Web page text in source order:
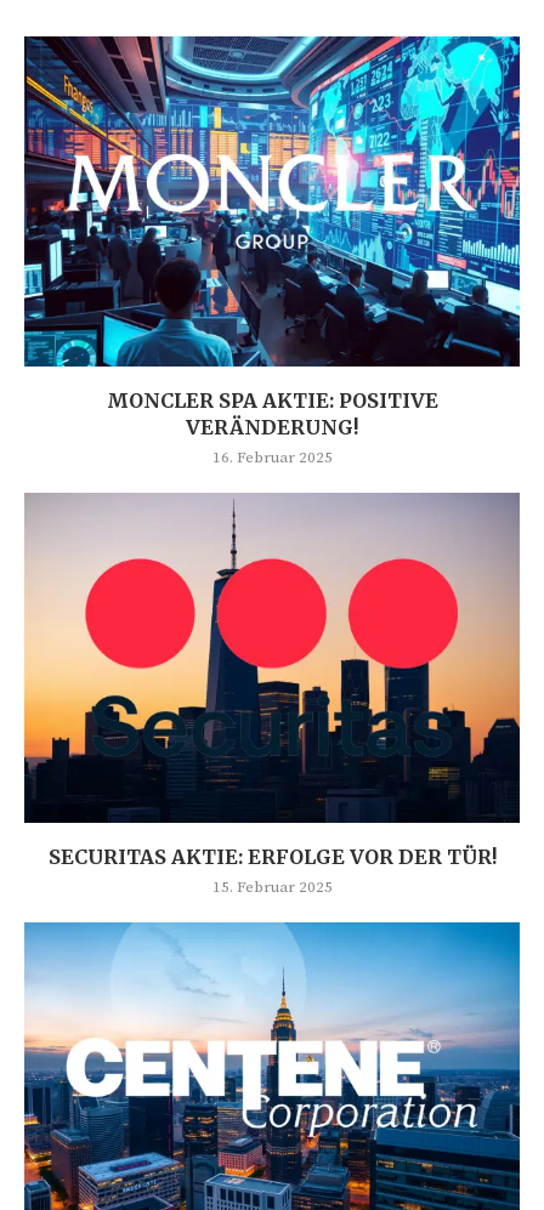
MONCLER SPA AKTIE: POSITIVE
VERÄNDERUNG!
16. Februar 2025
SECURITAS AKTIE: ERFOLGE VOR DER TÜR!
15. Februar 2025